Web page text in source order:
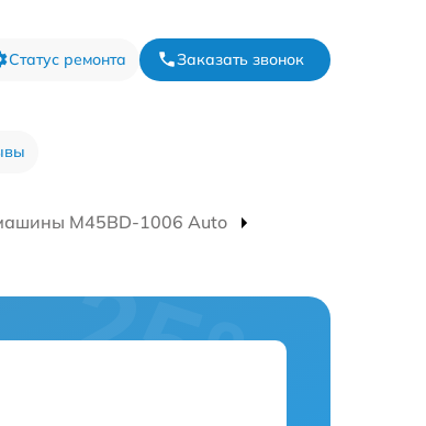
Статус ремонта Заказать звонок
M45BD-1006 Auto